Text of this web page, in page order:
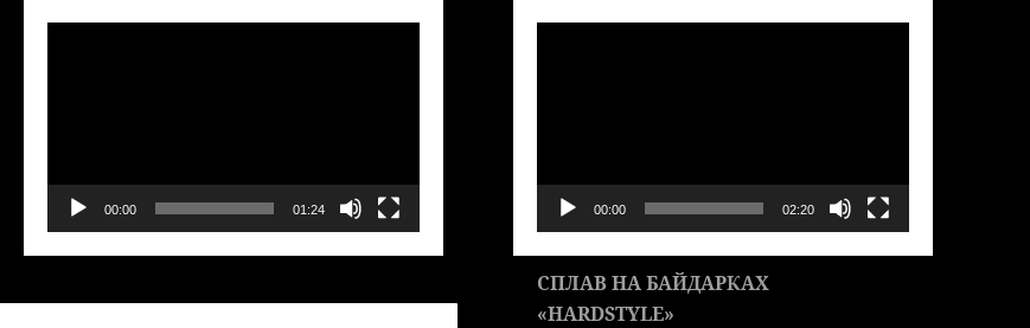
00:00 01:24 00:00 02:20
СПЛАВ НА БАЙДАРКАХ
«HARDSTYLE»